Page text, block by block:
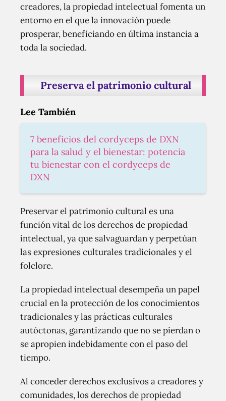
creadores, la propiedad intelectual fomenta un
entorno en el que la innovación puede
prosperar, beneficiando en última instancia a
toda la sociedad.
Preserva el patrimonio cultural
Lee También
7 beneficios del cordyceps de DXN
para la salud y el bienestar: potencia
tu bienestar con el cordyceps de
DXN
Preservar el patrimonio cultural es una
función vital de los derechos de propiedad
intelectual, ya que salvaguardan y perpetúan
las expresiones culturales tradicionales y el
folclore.
La propiedad intelectual desempeña un papel
crucial en la protección de los conocimientos
tradicionales y las prácticas culturales
autóctonas, garantizando que no se pierdan o
se apropien indebidamente con el paso del
tiempo.
Al conceder derechos exclusivos a creadores y
comunidades, los derechos de propiedad